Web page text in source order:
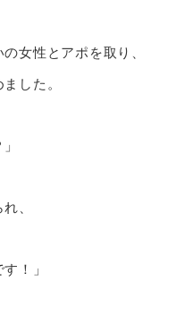
女性とアポを取り、
した。
、
！」